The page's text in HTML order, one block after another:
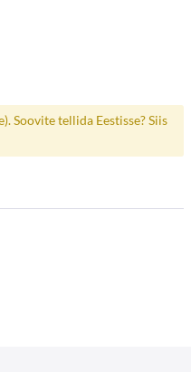
Soovite tellida Eestisse? Siis